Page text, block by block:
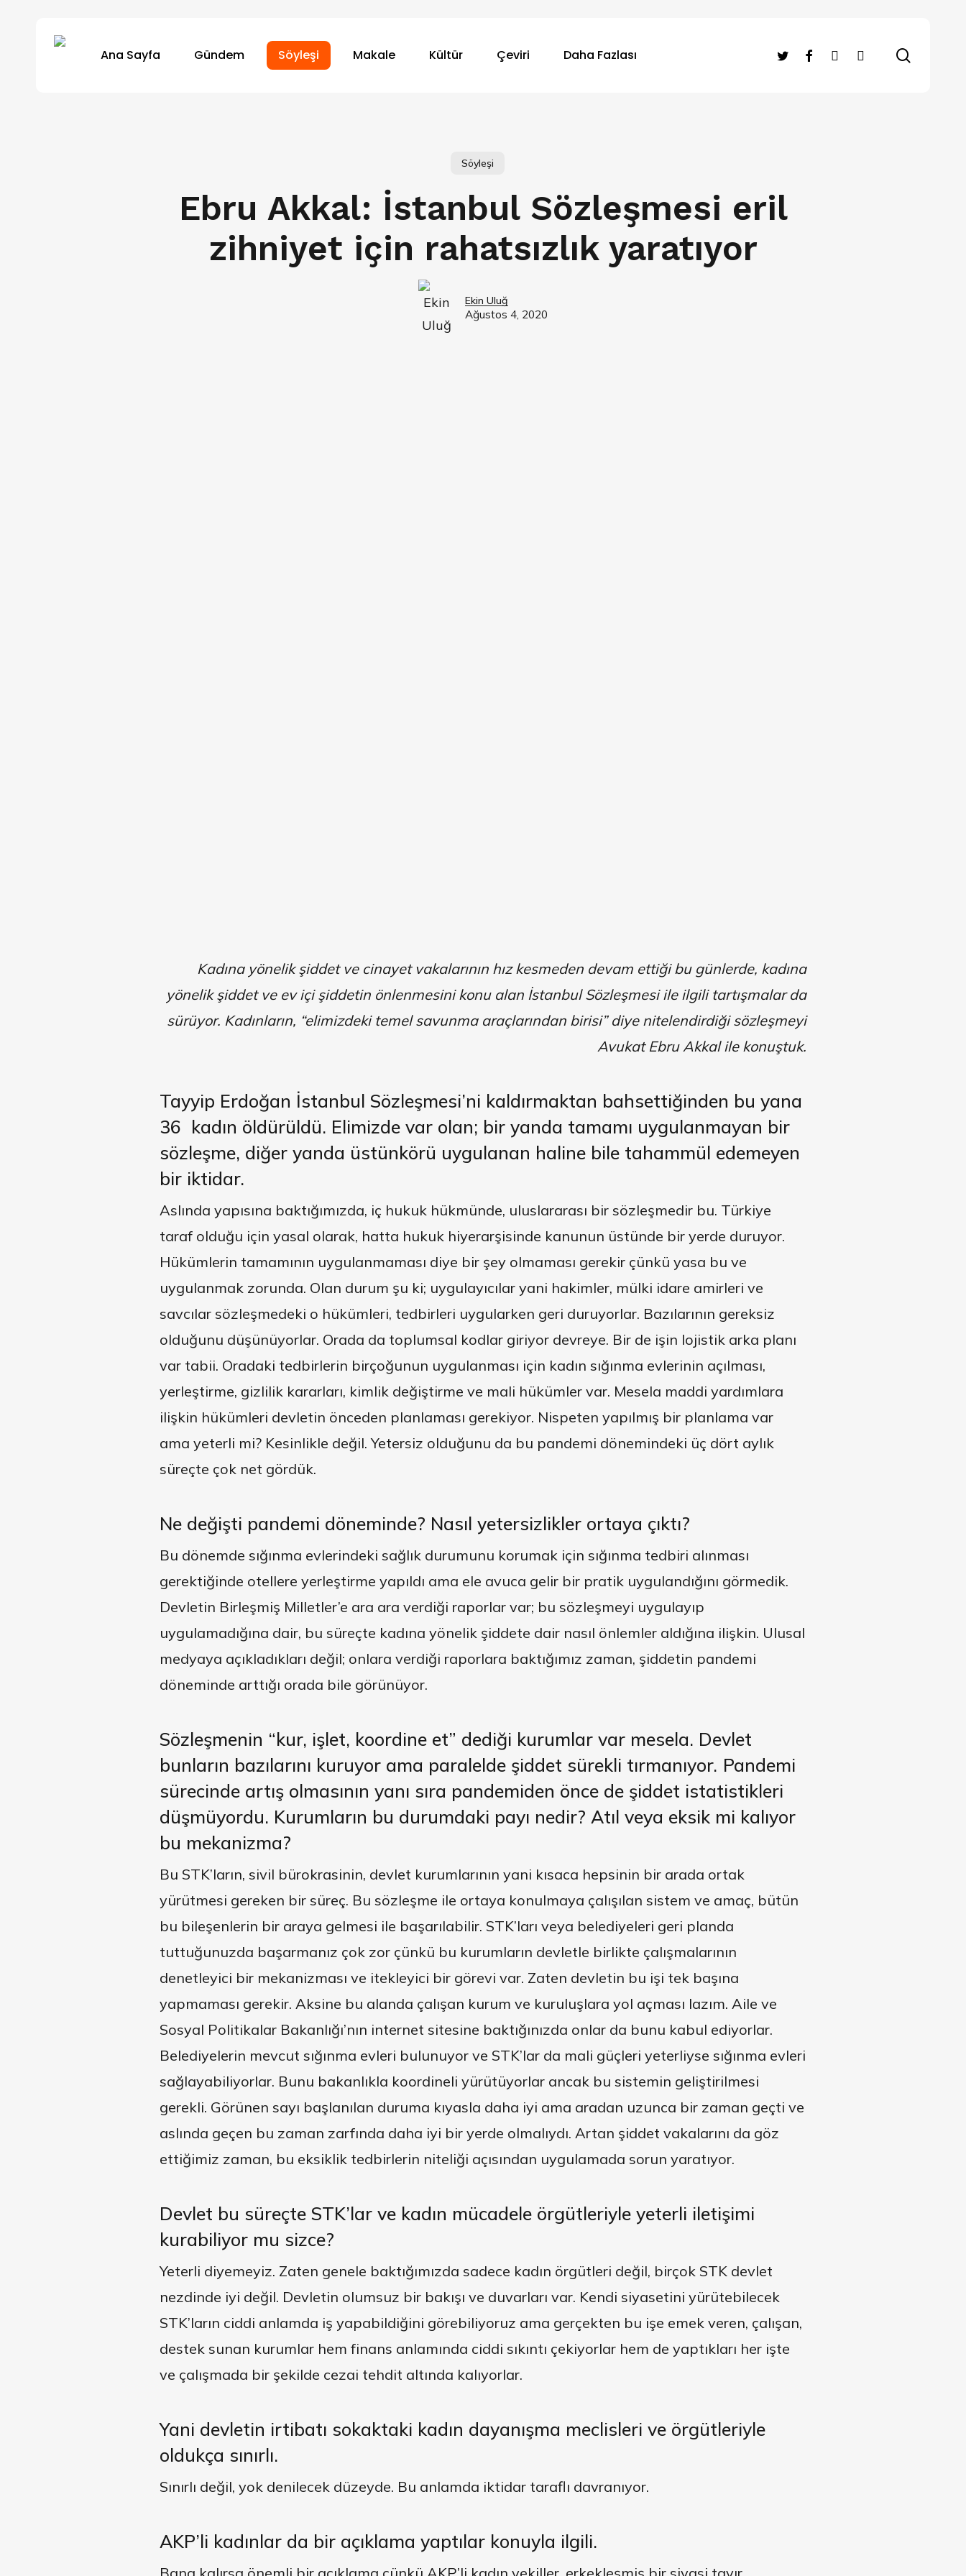
Ana Sayfa Gündem Söyleşi Makale Kültür Çeviri Daha Fazlası twitterfacebook
RSS instagram
Söyleşi
Ebru Akkal: İstanbul Sözleşmesi eril
zihniyet için rahatsızlık yaratıyor
Ekin Uluğ
Ağustos 4, 2020
Kadına yönelik şiddet ve cinayet vakalarının hız kesmeden devam ettiği bu günlerde, kadına
yönelik şiddet ve ev içi şiddetin önlenmesini konu alan İstanbul Sözleşmesi ile ilgili tartışmalar da
sürüyor. Kadınların, “elimizdeki temel savunma araçlarından birisi” diye nitelendirdiği sözleşmeyi
Avukat Ebru Akkal ile konuştuk.
Tayyip Erdoğan İstanbul Sözleşmesi’ni kaldırmaktan bahsettiğinden bu yana
36 kadın öldürüldü. Elimizde var olan; bir yanda tamamı uygulanmayan bir
sözleşme, diğer yanda üstünkörü uygulanan haline bile tahammül edemeyen
bir iktidar.
Aslında yapısına baktığımızda, iç hukuk hükmünde, uluslararası bir sözleşmedir bu. Türkiye
taraf olduğu için yasal olarak, hatta hukuk hiyerarşisinde kanunun üstünde bir yerde duruyor.
Hükümlerin tamamının uygulanmaması diye bir şey olmaması gerekir çünkü yasa bu ve
uygulanmak zorunda. Olan durum şu ki; uygulayıcılar yani hakimler, mülki idare amirleri ve
savcılar sözleşmedeki o hükümleri, tedbirleri uygularken geri duruyorlar. Bazılarının gereksiz
olduğunu düşünüyorlar. Orada da toplumsal kodlar giriyor devreye. Bir de işin lojistik arka planı
var tabii. Oradaki tedbirlerin birçoğunun uygulanması için kadın sığınma evlerinin açılması,
yerleştirme, gizlilik kararları, kimlik değiştirme ve mali hükümler var. Mesela maddi yardımlara
ilişkin hükümleri devletin önceden planlaması gerekiyor. Nispeten yapılmış bir planlama var
ama yeterli mi? Kesinlikle değil. Yetersiz olduğunu da bu pandemi dönemindeki üç dört aylık
süreçte çok net gördük.
Ne değişti pandemi döneminde? Nasıl yetersizlikler ortaya çıktı?
Bu dönemde sığınma evlerindeki sağlık durumunu korumak için sığınma tedbiri alınması
gerektiğinde otellere yerleştirme yapıldı ama ele avuca gelir bir pratik uygulandığını görmedik.
Devletin Birleşmiş Milletler’e ara ara verdiği raporlar var; bu sözleşmeyi uygulayıp
uygulamadığına dair, bu süreçte kadına yönelik şiddete dair nasıl önlemler aldığına ilişkin. Ulusal
medyaya açıkladıkları değil; onlara verdiği raporlara baktığımız zaman, şiddetin pandemi
döneminde arttığı orada bile görünüyor.
Sözleşmenin “kur, işlet, koordine et” dediği kurumlar var mesela. Devlet
bunların bazılarını kuruyor ama paralelde şiddet sürekli tırmanıyor. Pandemi
sürecinde artış olmasının yanı sıra pandemiden önce de şiddet istatistikleri
düşmüyordu. Kurumların bu durumdaki payı nedir? Atıl veya eksik mi kalıyor
bu mekanizma?
Bu STK’ların, sivil bürokrasinin, devlet kurumlarının yani kısaca hepsinin bir arada ortak
yürütmesi gereken bir süreç. Bu sözleşme ile ortaya konulmaya çalışılan sistem ve amaç, bütün
bu bileşenlerin bir araya gelmesi ile başarılabilir. STK’ları veya belediyeleri geri planda
tuttuğunuzda başarmanız çok zor çünkü bu kurumların devletle birlikte çalışmalarının
denetleyici bir mekanizması ve itekleyici bir görevi var. Zaten devletin bu işi tek başına
yapmaması gerekir. Aksine bu alanda çalışan kurum ve kuruluşlara yol açması lazım. Aile ve
Sosyal Politikalar Bakanlığı’nın internet sitesine baktığınızda onlar da bunu kabul ediyorlar.
Belediyelerin mevcut sığınma evleri bulunuyor ve STK’lar da mali güçleri yeterliyse sığınma evleri
sağlayabiliyorlar. Bunu bakanlıkla koordineli yürütüyorlar ancak bu sistemin geliştirilmesi
gerekli. Görünen sayı başlanılan duruma kıyasla daha iyi ama aradan uzunca bir zaman geçti ve
aslında geçen bu zaman zarfında daha iyi bir yerde olmalıydı. Artan şiddet vakalarını da göz
ettiğimiz zaman, bu eksiklik tedbirlerin niteliği açısından uygulamada sorun yaratıyor.
Devlet bu süreçte STK’lar ve kadın mücadele örgütleriyle yeterli iletişimi
kurabiliyor mu sizce?
Yeterli diyemeyiz. Zaten genele baktığımızda sadece kadın örgütleri değil, birçok STK devlet
nezdinde iyi değil. Devletin olumsuz bir bakışı ve duvarları var. Kendi siyasetini yürütebilecek
STK’ların ciddi anlamda iş yapabildiğini görebiliyoruz ama gerçekten bu işe emek veren, çalışan,
destek sunan kurumlar hem finans anlamında ciddi sıkıntı çekiyorlar hem de yaptıkları her işte
ve çalışmada bir şekilde cezai tehdit altında kalıyorlar.
Yani devletin irtibatı sokaktaki kadın dayanışma meclisleri ve örgütleriyle
oldukça sınırlı.
Sınırlı değil, yok denilecek düzeyde. Bu anlamda iktidar taraflı davranıyor.
AKP’li kadınlar da bir açıklama yaptılar konuyla ilgili.